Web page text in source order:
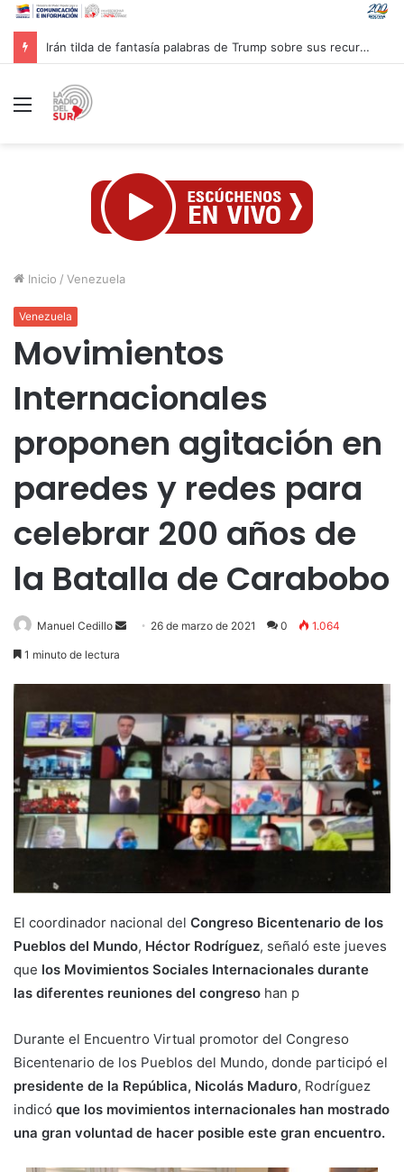
Yemen ataca tropas sauditas en Maarib y refuerza su disuasión
Menú
Inicio / Venezuela
Venezuela
Movimientos
Internacionales
proponen agitación en
paredes y redes para
celebrar 200 años de
la Batalla de Carabobo
Manuel Cedillo
Send 26 de marzo de 2021 0 1.064
1 minuto de lectura
El coordinador nacional del Congreso Bicentenario de los
Pueblos del Mundo, Héctor Rodríguez, señaló este jueves
que los Movimientos Sociales Internacionales durante
las diferentes reuniones del congreso han p
Durante el Encuentro Virtual promotor del Congreso
Bicentenario de los Pueblos del Mundo, donde participó el
presidente de la República, Nicolás Maduro, Rodríguez
indicó que los movimientos internacionales han mostrado
una gran voluntad de hacer posible este gran encuentro.